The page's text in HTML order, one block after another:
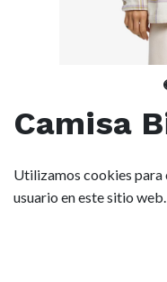
Camisa
Coastal
Cap
Utilizamos cookies para
usuario en este sitio web.